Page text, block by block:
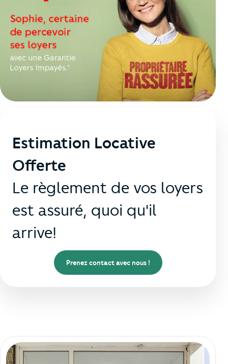
Estimation Locative
Offerte
Le règlement de vos loyers
est assuré, quoi qu'il
arrive!
Prenez contact avec nous !